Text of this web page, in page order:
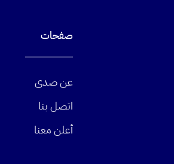
صفحات
عن صدى
اتصل بنا
أعلن معنا